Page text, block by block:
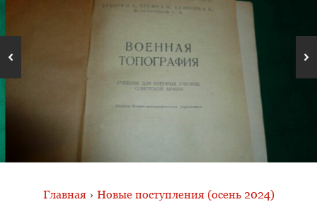
Главная › Новые поступления (осень 2024)